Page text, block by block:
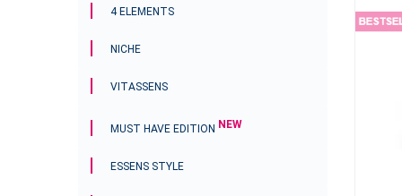
4 ELEMENTS
NICHE
VITASSENS
MUST HAVE EDITION NEW
ESSENS STYLE